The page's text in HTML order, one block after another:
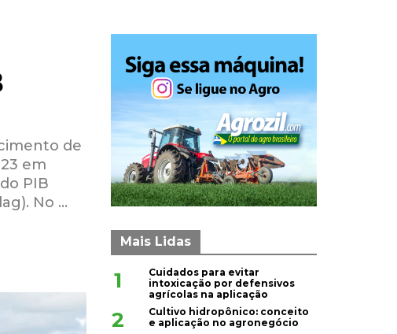
de
em
PIB
No …
Mais Lidas
1
Cuidados para evitar
intoxicação por defensivos
agrícolas na aplicação
2
Cultivo hidropônico: conceito
e aplicação no agronegócio